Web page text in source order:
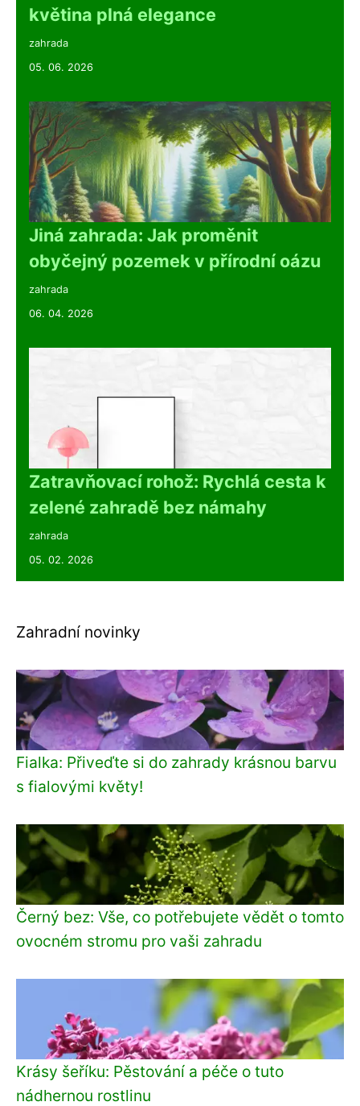
květina plná elegance
zahrada
05. 06. 2026
Jiná zahrada: Jak proměnit
obyčejný pozemek v přírodní oázu
zahrada
06. 04. 2026
Zatravňovací rohož: Rychlá cesta k
zelené zahradě bez námahy
zahrada
05. 02. 2026
Zahradní novinky
Fialka: Přiveďte si do zahrady krásnou barvu
s fialovými květy!
Černý bez: Vše, co potřebujete vědět o tomto
ovocném stromu pro vaši zahradu
Krásy šeříku: Pěstování a péče o tuto
nádhernou rostlinu